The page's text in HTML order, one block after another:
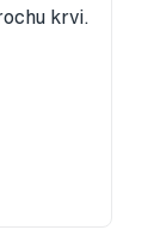
krvi.